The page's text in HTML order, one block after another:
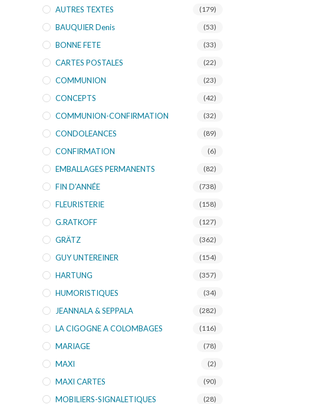
AUTRES TEXTES (179)
BAUQUIER Denis (53)
BONNE FETE (33)
CARTES POSTALES (22)
COMMUNION (23)
CONCEPTS (42)
COMMUNION-CONFIRMATION (32)
CONDOLEANCES (89)
CONFIRMATION (6)
EMBALLAGES PERMANENTS (82)
FIN D’ANNÉE (738)
FLEURISTERIE (158)
G.RATKOFF (127)
GRÄTZ (362)
GUY UNTEREINER (154)
HARTUNG (357)
HUMORISTIQUES (34)
JEANNALA & SEPPALA (282)
LA CIGOGNE A COLOMBAGES (116)
MARIAGE (78)
MAXI (2)
MAXI CARTES (90)
MOBILIERS-SIGNALETIQUES (28)